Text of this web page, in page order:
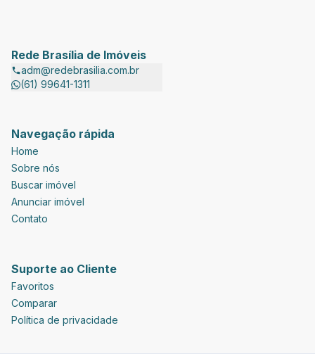
Rede Brasília de Imóveis
adm@redebrasilia.com.br
(61) 99641-1311
Navegação rápida
Home
Sobre nós
Buscar imóvel
Anunciar imóvel
Contato
Suporte ao Cliente
Favoritos
Comparar
Política de privacidade